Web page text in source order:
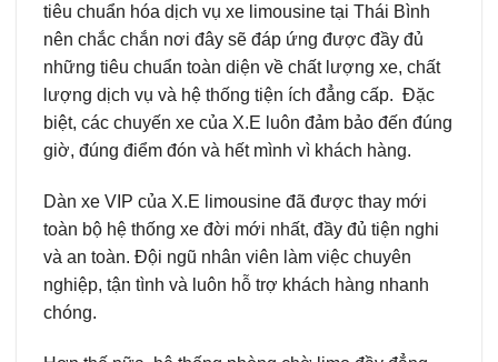
tiêu chuẩn hóa dịch vụ xe limousine tại Thái Bình
nên chắc chắn nơi đây sẽ đáp ứng được đầy đủ
những tiêu chuẩn toàn diện về chất lượng xe, chất
lượng dịch vụ và hệ thống tiện ích đẳng cấp. Đặc
biệt, các chuyến xe của X.E luôn đảm bảo đến đúng
giờ, đúng điểm đón và hết mình vì khách hàng.
Dàn xe VIP của X.E limousine đã được thay mới
toàn bộ hệ thống xe đời mới nhất, đầy đủ tiện nghi
và an toàn. Đội ngũ nhân viên làm việc chuyên
nghiệp, tận tình và luôn hỗ trợ khách hàng nhanh
chóng.